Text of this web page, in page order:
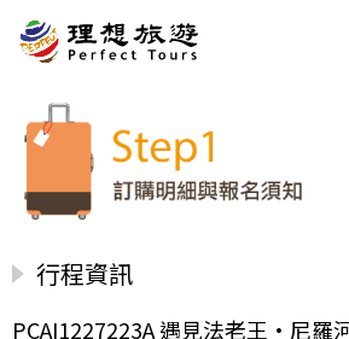
行程資訊
PCAI1227223A 遇見法老王•尼羅